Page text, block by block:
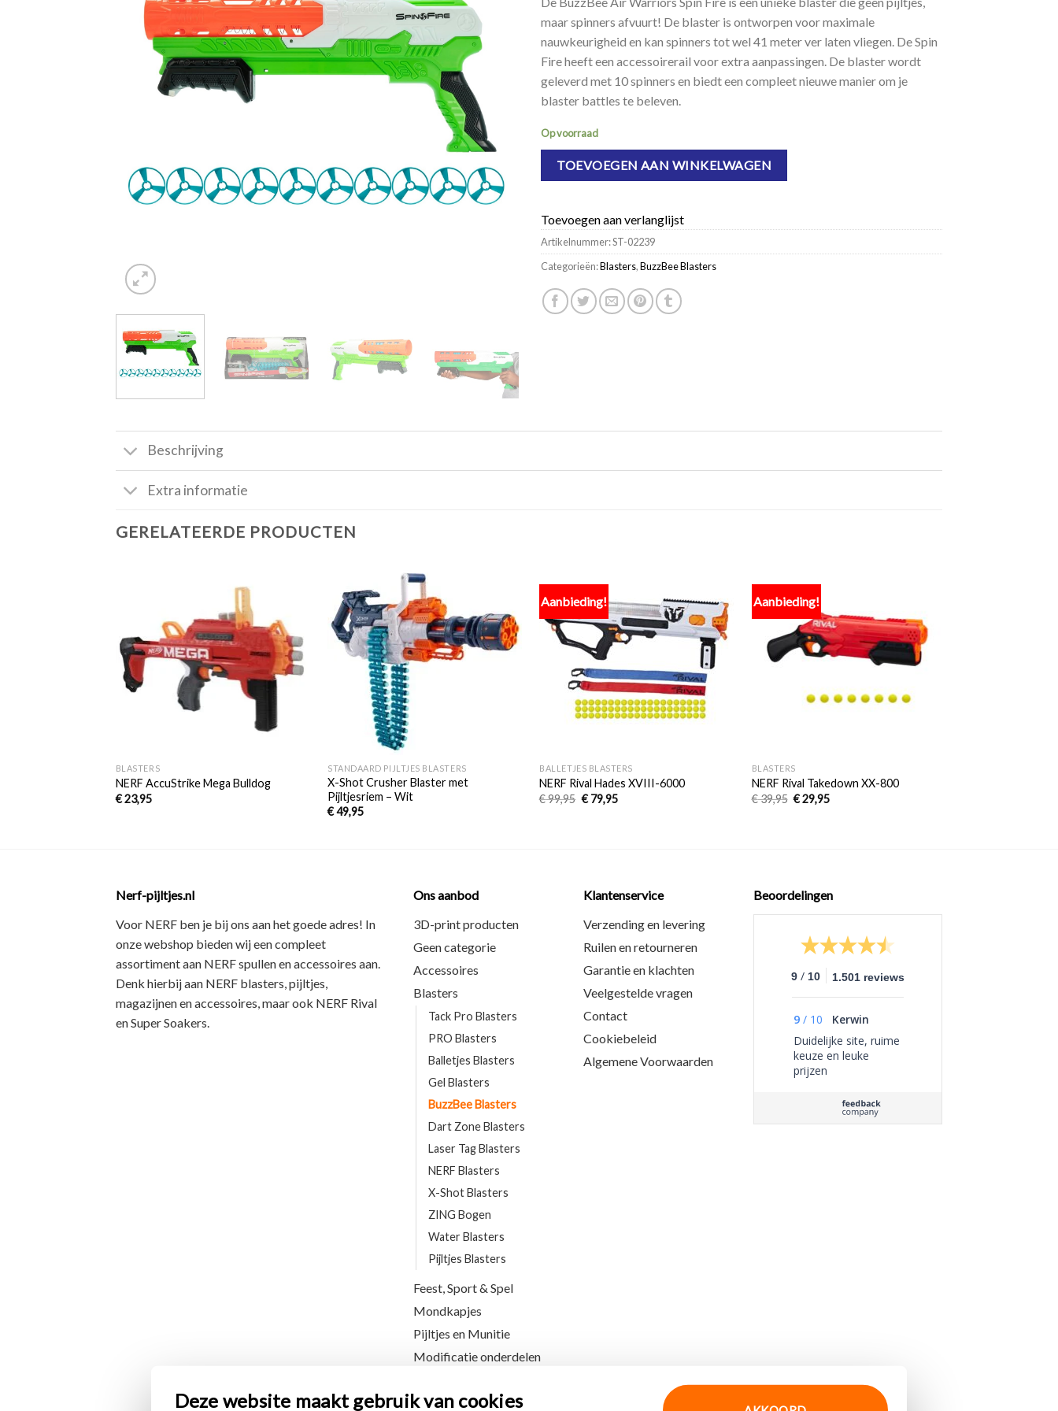
Deze website maakt gebruik van cookies
maar spinners afvuurt! De blaster is ontworpen voor maximale
nauwkeurigheid en kan spinners tot wel 41 meter ver laten vliegen. De Spin
Fire heeft een accessoirerail voor extra aanpassingen. De blaster wordt
geleverd met 10 spinners en biedt een compleet nieuwe manier om je
blaster battles te beleven.
Op voorraad
TOEVOEGEN AAN WINKELWAGEN
Toevoegen aan verlanglijst
Artikelnummer:ST-02239
Categorieën:Blasters,BuzzBee Blasters
Beschrijving
Extra informatie
GERELATEERDE PRODUCTEN
Toevoegen
verlanglijst
BLASTERS
NERF AccuStrike Mega Bulldog
€23,95
aan
verlanglijst
STANDAARD PIJLTJES BLASTERS
X-Shot Crusher Blaster met
Pijltjesriem – Wit
€49,95
Aanbieding!
Toevoegen
aan
verlanglijst
BALLETJES BLASTERS
NERF Rival Hades XVIII-6000
€99,95 €79,95
Aanbieding!
verlanglijst
BLASTERS
NERF Rival Takedown XX-800
€39,95 €29,95
Nerf-pijltjes.nl
Voor NERF ben je bij ons aan het goede adres! In
onze webshop bieden wij eencompleet
assortimentaan NERF spullen en accessoires aan.
Denk hierbij aan NERF blasters, pijltjes,
magazijnen en accessoires, maar ook NERF Rival
en Super Soakers.
Ons aanbod
3D-print producten
Geen categorie
Accessoires
Blasters
Tack Pro Blasters
PRO Blasters
Balletjes Blasters
Gel Blasters
BuzzBee Blasters
Dart Zone Blasters
Laser Tag Blasters
NERF Blasters
X-Shot Blasters
ZING Bogen
Water Blasters
Pijltjes Blasters
Feest, Sport & Spel
Mondkapjes
Pijltjes en Munitie
Modificatie onderdelen
Klantenservice
Verzending en levering
Ruilen en retourneren
Garantie en klachten
Veelgestelde vragen
Contact
Cookiebeleid
Algemene Voorwaarden
Beoordelingen
9 / 10 1.501 reviews
9 / 10
Kerwin
Duidelijke site, ruime
keuze en leuke
prijzen